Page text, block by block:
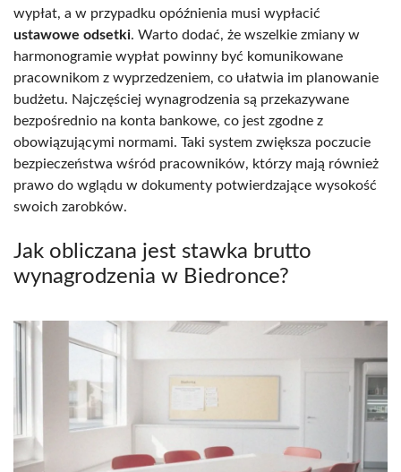
wypłat, a w przypadku opóźnienia musi wypłacić
ustawowe odsetki. Warto dodać, że wszelkie zmiany w
harmonogramie wypłat powinny być komunikowane
pracownikom z wyprzedzeniem, co ułatwia im planowanie
budżetu. Najczęściej wynagrodzenia są przekazywane
bezpośrednio na konta bankowe, co jest zgodne z
obowiązującymi normami. Taki system zwiększa poczucie
bezpieczeństwa wśród pracowników, którzy mają również
prawo do wglądu w dokumenty potwierdzające wysokość
swoich zarobków.
Jak obliczana jest stawka brutto
wynagrodzenia w Biedronce?